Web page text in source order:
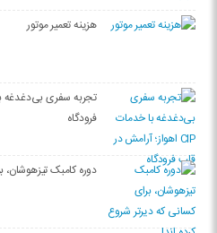
هزینه تعمیر موتور
فرودگاه
دوره کامبک تیزهوشان،